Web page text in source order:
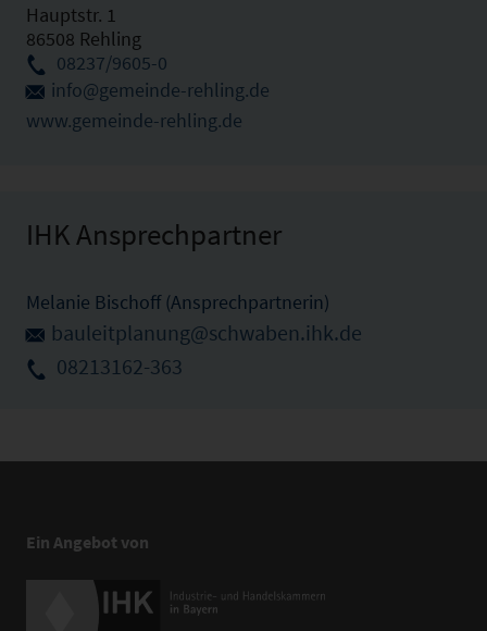
Hauptstr. 1
86508 Rehling
08237/9605-0
info@gemeinde-rehling.de
www.gemeinde-rehling.de
IHK Ansprechpartner
Melanie Bischoff (Ansprechpartnerin)
bauleitplanung@schwaben.ihk.de
08213162-363
Ein Angebot von